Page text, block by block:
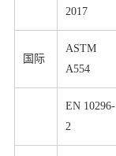
2017
国际
ASTM
A554
EN 10296-
2